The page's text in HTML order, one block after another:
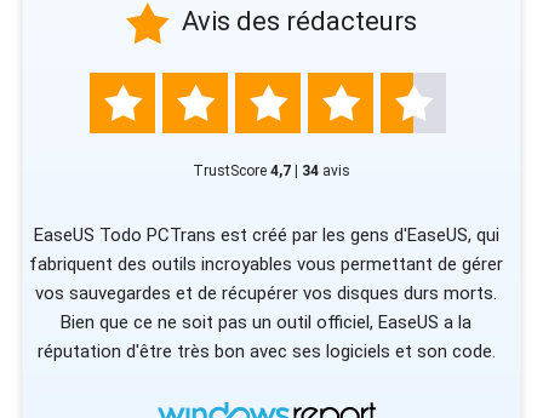
 Avis des rédacteurs
    
TrustScore 4,7 | 34 avis
EaseUS Todo PCTrans est créé par les gens d'EaseUS, qui
fabriquent des outils incroyables vous permettant de gérer
vos sauvegardes et de récupérer vos disques durs morts.
Bien que ce ne soit pas un outil officiel, EaseUS a la
réputation d'être très bon avec ses logiciels et son code.